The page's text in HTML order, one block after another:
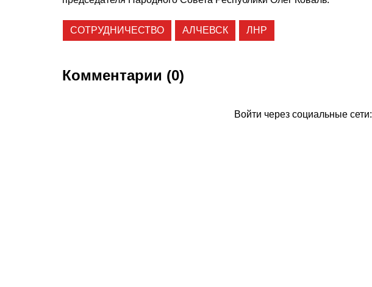
СОТРУДНИЧЕСТВО АЛЧЕВСК ЛНР
Комментарии (0)
Войти через социальные сети: